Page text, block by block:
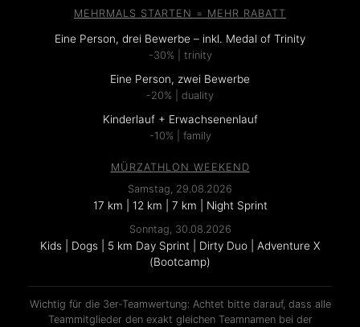
MEHRMALS STARTEN = MEHR RABATT
Eine Person, drei Bewerbe – inkl. Medal of Trinity
-30% | trinity
Eine Person, zwei Bewerbe
-20% | duality
Kinderlauf + Erwachsenenlauf
-10% | family
MÜRZATHLON WEEKEND
Samstag, 29.08.2026
17 km | 12 km | 7 km | Night Sprint
Sonntag, 30.08.2026
Kids | Dogs | 5 km Day Sprint | Dirty Duo | Adventure X
(Bootcamp)
Wichtig für die 3er-Teamwertung: Achtet bitte darauf, dass alle
Teammitglieder den exakt gleichen Teamnamen bei der